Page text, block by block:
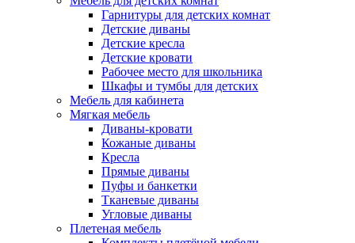
Гарнитуры для детских комнат
Детские диваны
Детские кресла
Детские кровати
Рабочее место для школьника
Шкафы и тумбы для детских
Мебель для кабинета
Мягкая мебель
Диваны-кровати
Кожаные диваны
Кресла
Прямые диваны
Пуфы и банкетки
Тканевые диваны
Угловые диваны
Плетеная мебель